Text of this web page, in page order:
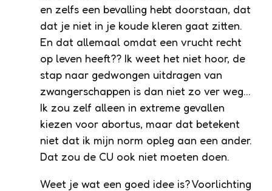
en zelfs een bevalling hebt doorstaan, dat
dat je niet in je koude kleren gaat zitten.
En dat allemaal omdat een vrucht recht
op leven heeft?? Ik weet het niet hoor, de
stap naar gedwongen uitdragen van
zwangerschappen is dan niet zo ver weg…
Ik zou zelf alleen in extreme gevallen
kiezen voor abortus, maar dat betekent
niet dat ik mijn norm opleg aan een ander.
Dat zou de CU ook niet moeten doen.
Weet je wat een goed idee is? Voorlichting